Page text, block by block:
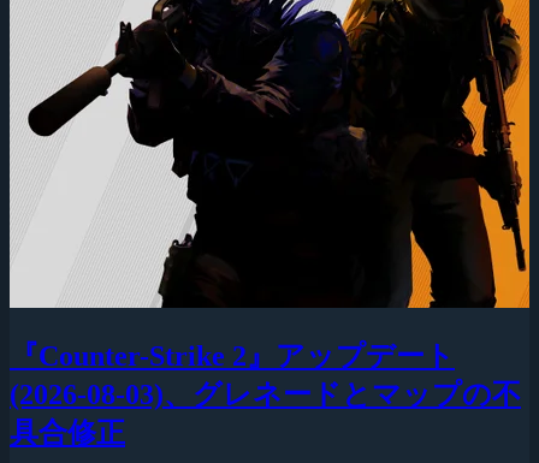
『Counter-Strike 2』アップデート
(2026-08-03)、グレネードとマップの不
具合修正